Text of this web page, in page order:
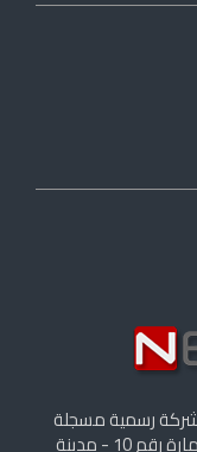
رسمية مسجلة
العنوان: شارع رقم 17, عمارات النصر - عمارة رقم 10 - مدينة